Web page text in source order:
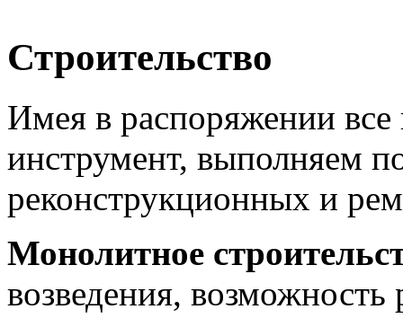
Строительство
Имея в распоряжении
инструмент, выполняем
реконструкционных и
Монолитное
возведения,